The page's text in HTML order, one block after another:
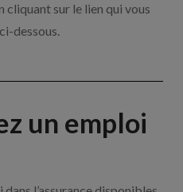
cliquant sur le lien qui vous
dessous.
un emploi